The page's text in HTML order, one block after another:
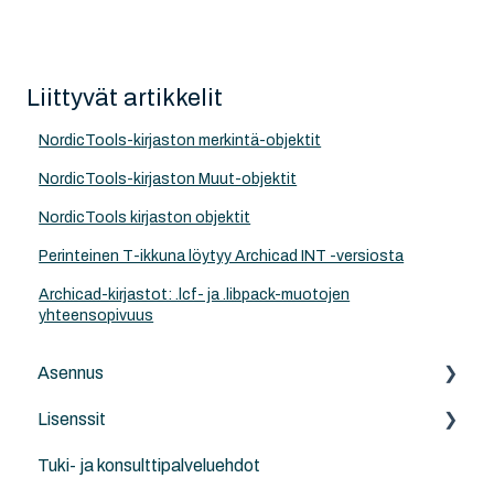
Liittyvät artikkelit
NordicTools-kirjaston merkintä-objektit
NordicTools-kirjaston Muut-objektit
NordicTools kirjaston objektit
Perinteinen T-ikkuna löytyy Archicad INT -versiosta
Archicad-kirjastot: .lcf- ja .libpack-muotojen
yhteensopivuus
Asennus
Archicad
Archicad-päivitykset
Lisenssit
Archicad
Tuki- ja konsulttipalveluehdot